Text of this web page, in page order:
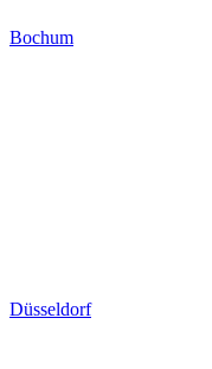
Bochum
Düsseldorf